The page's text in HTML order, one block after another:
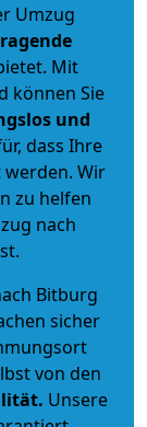
Umzug
Mit
können Sie
und
dass Ihre
Wir
zu helfen
nach
Bitburg
sicher
von den
. Unsere